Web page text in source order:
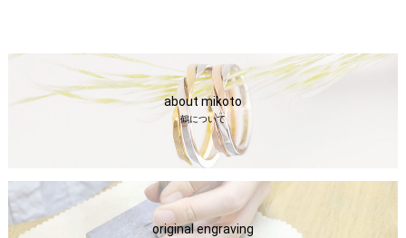
about mikoto
鶴について
original engraving